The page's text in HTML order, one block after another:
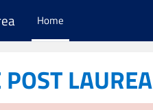
Home
LAUREA